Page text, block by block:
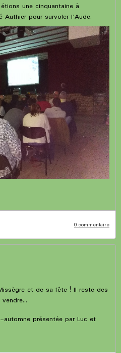
une cinquantaine à
Authier pour survoler l'Aude.
0 commentaire
et de sa fête ! Il reste des
présentée par Luc et